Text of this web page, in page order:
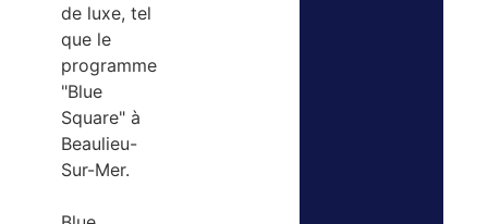
de luxe, tel
que le
programme
"Blue
Square" à
Beaulieu-
Sur-Mer.